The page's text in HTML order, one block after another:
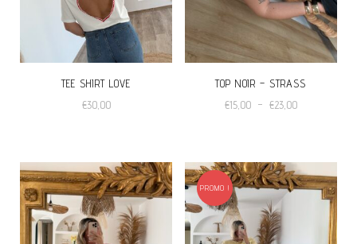
TEE SHIRT LOVE
€30,00
TOP NOIR – STRASS
€15,00 – €23,00Plage
à
€23,00
a
plusieurs
variations.
PROMO !